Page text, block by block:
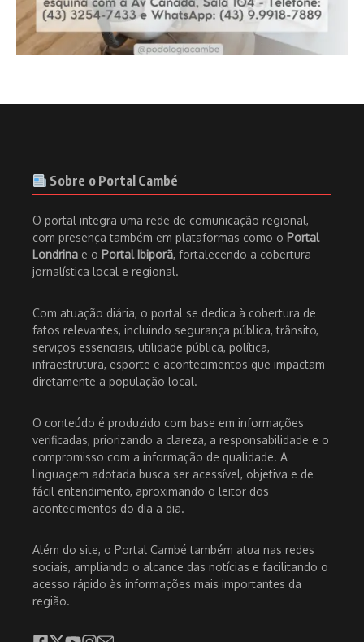
Sobre o Portal Cambé
O portal integra uma rede de comunicação regional,
com presença também em plataformas como o Portal
Londrina e o Portal Ibiporã, fortalecendo a cobertura
jornalística local e regional.
Com atuação diária, o portal se dedica à cobertura de
fatos relevantes, incluindo segurança pública, trânsito,
serviços essenciais, utilidade pública, política,
infraestrutura, esporte e acontecimentos que impactam
diretamente a população local.
O conteúdo é produzido com base em informações
verificadas, priorizando a clareza, a responsabilidade e o
compromisso com a informação de qualidade. A
linguagem adotada busca ser acessível, objetiva e de
fácil entendimento, aproximando o leitor dos
acontecimentos do dia a dia.
Além do site, o Portal Cambé também atua nas redes
sociais, ampliando o alcance das notícias e facilitando o
acesso rápido às informações mais importantes da
região.